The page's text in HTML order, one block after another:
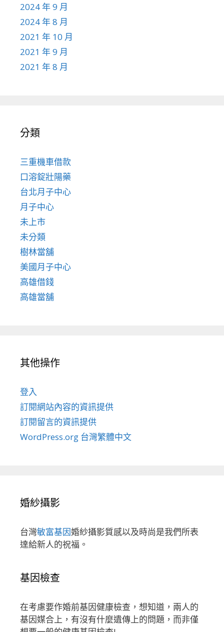
2024 年 9 月
2024 年 8 月
2021 年 10 月
2021 年 9 月
2021 年 8 月
分類
三重機車借款
口溶錠壯陽藥
台北月子中心
月子中心
未上市
未分類
樹林當舖
美國月子中心
高雄借錢
高雄當舖
其他操作
登入
訂閱網站內容的資訊提供
訂閱留言的資訊提供
WordPress.org 台灣繁體中文
婚紗攝影
台灣敏富基因婚紗攝影質感以及時尚是我們所表
達給新人的祝福。
基因檢查
在考慮要作婚前基因健康檢查，想知道，兩人的
基因媒合上，有沒有什麼遺傳上的問題，而非僅